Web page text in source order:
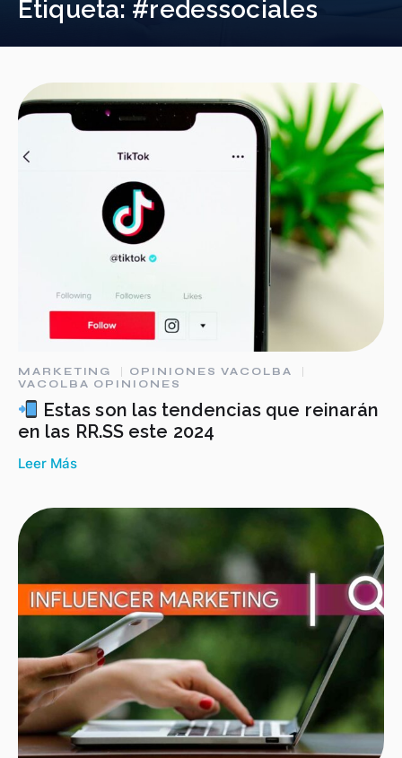
Etiqueta: #redessociales
MARKETING
OPINIONES VACOLBA
VACOLBA OPINIONES
Estas son las tendencias que reinarán
en las RR.SS este 2024
Leer Más